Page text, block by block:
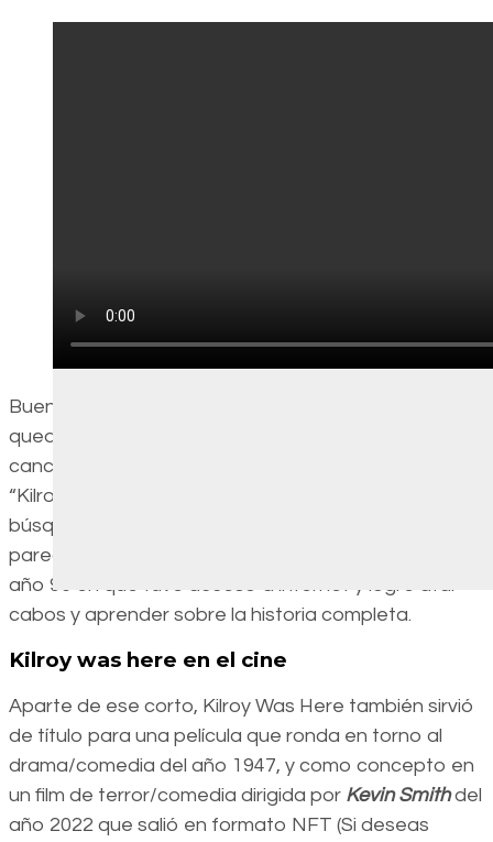
Bueno, mientras la mayoría de personas se
quedaron en el “domo arigato mr. roboto” de la
canción, mi mente caótica se pegó en la palabra
“Kilroy” y desde mediados de los 80, inició mi
búsqueda, encontrándome con graffitis en las
paredes, pero ninguna información hasta finales del
año 96 en que tuve acceso a internet y logré atar
cabos y aprender sobre la historia completa.
Kilroy was here en el cine
Aparte de ese corto, Kilroy Was Here también sirvió
de título para una película que ronda en torno al
drama/comedia del año 1947, y como concepto en
un film de terror/comedia dirigida por Kevin Smithdel
año 2022 que salió en formato NFT (Si deseas